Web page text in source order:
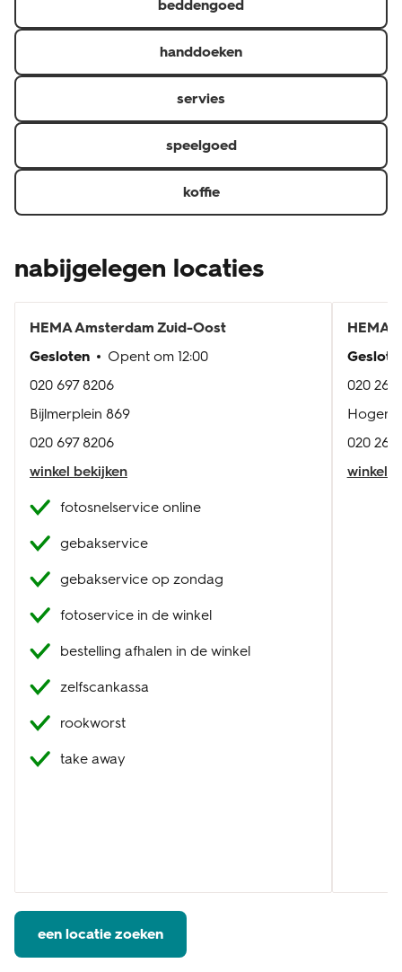
beddengoed
handdoeken
servies
speelgoed
koffie
nabijgelegen locaties
HEMAAmsterdam Zuid-Oost
Gesloten
Opent om 12:00
020 697 8206
Bijlmerplein 869
020 697 8206
winkel bekijken
fotosnelservice online
gebakservice
gebakservice op zondag
fotoservice in de winkel
bestelling afhalen in de winkel
zelfscankassa
rookworst
take away
HEMA
020 261
Hoger
020 261
winkel
een locatie zoeken